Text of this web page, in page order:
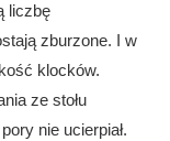
liczbę
zburzone. I w
klocków.
ze stołu
nie ucierpiał.